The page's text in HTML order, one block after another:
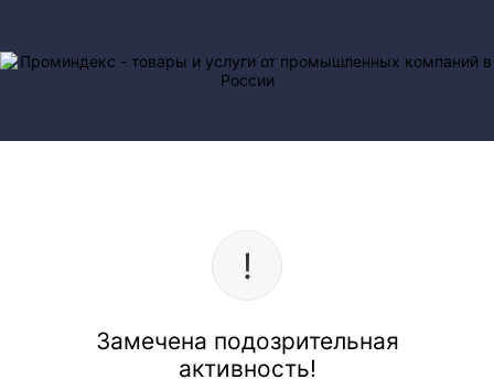
Замечена подозрительная
активность!